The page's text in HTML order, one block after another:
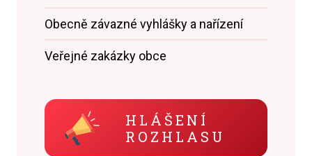
Obecně závazné vyhlášky a nařízení
Veřejné zakázky obce
HLÁŠENÍ
ROZHLASU